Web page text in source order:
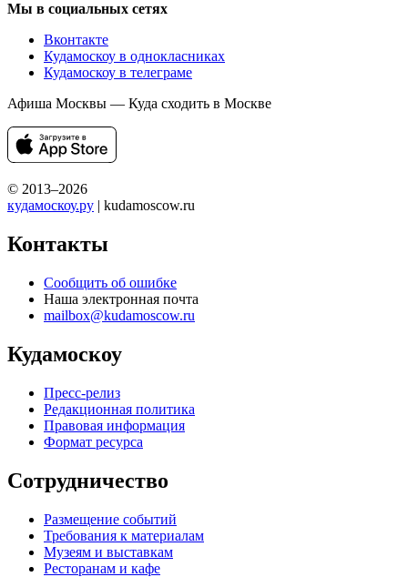
Мы в социальных сетях
Вконтакте
Кудамоскоу в однокласниках
Кудамоскоу в телеграме
Афиша Москвы — Куда сходить в Москве
© 2013–2026
кудамоскоу.ру | kudamoscow.ru
Контакты
Сообщить об ошибке
Наша электронная почта
mailbox@kudamoscow.ru
Кудамоскоу
Пресс-релиз
Редакционная политика
Правовая информация
Формат ресурса
Сотрудничество
Размещение событий
Требования к материалам
Музеям и выставкам
Ресторанам и кафе